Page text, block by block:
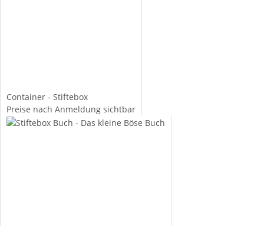
Container - Stiftebox
Preise nach Anmeldung sichtbar